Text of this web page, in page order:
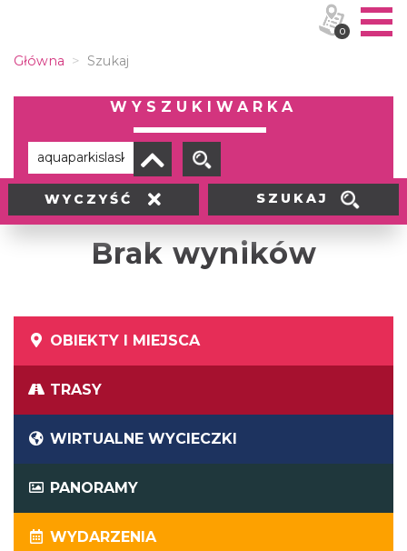
Główna Szukaj
WYSZUKIWARKA
WYCZYŚĆ SZUKAJ
Brak wyników
OBIEKTY I MIEJSCA
TRASY
WIRTUALNE WYCIECZKI
PANORAMY
WYDARZENIA
0